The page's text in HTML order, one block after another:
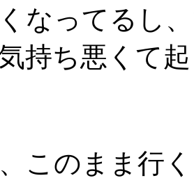
なってるし
持ち悪くて
このまま行